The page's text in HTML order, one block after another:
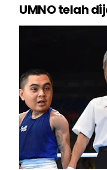
UMNO telah